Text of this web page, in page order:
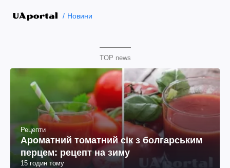
Новини
TOP news
Рецепти
Ароматний томатний сік з болгарським
перцем: рецепт на зиму
15 годин тому